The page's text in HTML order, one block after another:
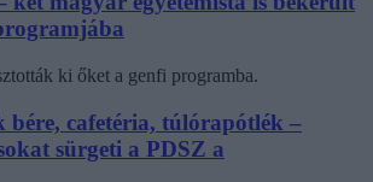
ki őket a genfi programba.
bére, cafetéria, túlórapótlék –
sürgeti a PDSZ a